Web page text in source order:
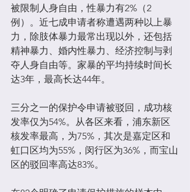
被限制人身自由，性暴力有2%（2
例）。近七成申请者称遭遇两种以上暴
力，除肢体暴力最常出现以外，还包括
精神暴力、婚内性暴力、经济控制与剥
夺人身自由等。家暴的平均持续时间长
达3年，最高长达44年。
三分之一的保护令申请被驳回，成功核
发率仅为54%。从各区来看，浦东新区
核发率最高，为75%，其次是嘉定区和
虹口区均为55%，闵行区为36%，而宝山
区的驳回率高达83%。